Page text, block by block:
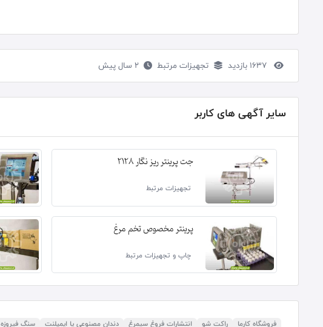
تجهیزات مرتبط 2 سال پیش
سایر آگهی های کاربر
جت پرینتر ریز نگار 2128
تجهیزات مرتبط
پرینتر مخصوص تخم مرغ
چاپ و تجهیزات مرتبط
فروشگاه کارما راکت شو انتشارات فروغ سیمرغ دندان مصنوعی یا ایمپلنت سنگ فیروزه